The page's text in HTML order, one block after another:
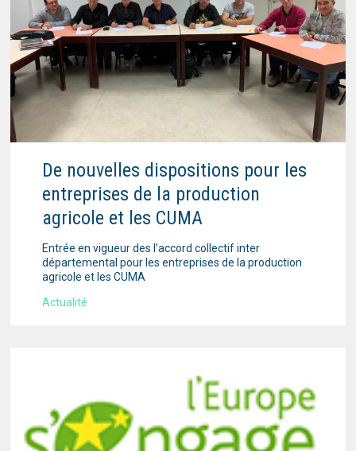
De nouvelles dispositions pour les
entreprises de la production
agricole et les CUMA
Entrée en vigueur des l’accord collectif inter
départemental pour les entreprises de la production
agricole et les CUMA
Actualité